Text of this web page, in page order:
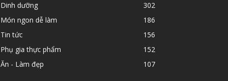
Dinh dưỡng
302
Món ngon dễ làm
186
Tin tức
156
Phụ gia thực phẩm
152
Ăn - Làm đẹp
107